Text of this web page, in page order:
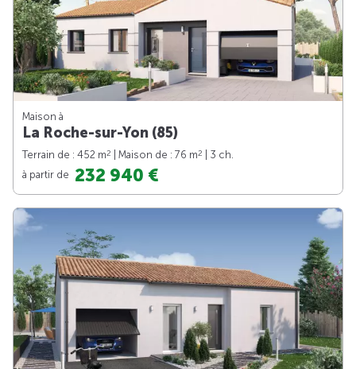
Maison à
La Roche-sur-Yon (85)
Terrain de : 452 m2 | Maison de : 76 m2
| 3 ch.
à partir de 232 940 €